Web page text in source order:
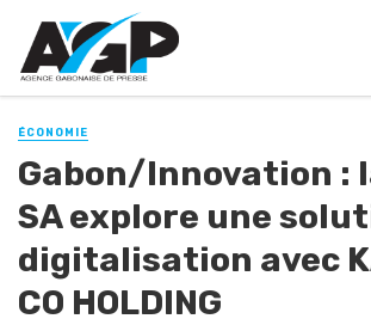
ÉCONOMIE
Gabon/Innovation :
SA explore une
digitalisation avec
CO HOLDING